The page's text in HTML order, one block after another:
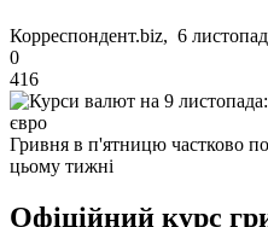
Корреспондент.biz, 6
0
416
Гривня в п'ятницю частково
цьому тижні
Офіційний курс